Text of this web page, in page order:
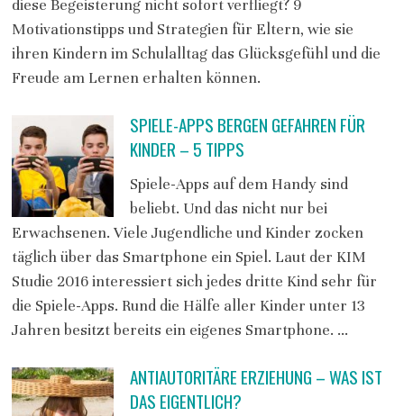
diese Begeisterung nicht sofort verfliegt? 9
Motivationstipps und Strategien für Eltern, wie sie
ihren Kindern im Schulalltag das Glücksgefühl und die
Freude am Lernen erhalten können.
SPIELE-APPS BERGEN GEFAHREN FÜR
KINDER – 5 TIPPS
Spiele-Apps auf dem Handy sind
beliebt. Und das nicht nur bei
Erwachsenen. Viele Jugendliche und Kinder zocken
täglich über das Smartphone ein Spiel. Laut der KIM
Studie 2016 interessiert sich jedes dritte Kind sehr für
die Spiele-Apps. Rund die Hälfe aller Kinder unter 13
Jahren besitzt bereits ein eigenes Smartphone. …
ANTIAUTORITÄRE ERZIEHUNG – WAS IST
DAS EIGENTLICH?